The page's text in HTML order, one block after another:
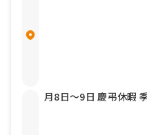
月8日〜9日 慶弔休暇